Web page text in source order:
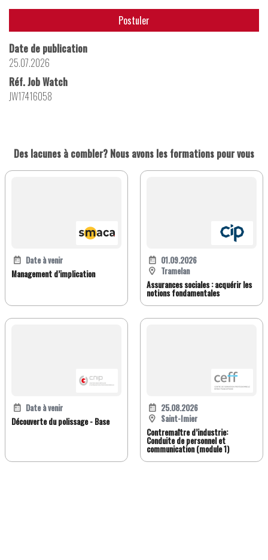
Postuler
Date de publication
25.07.2026
Réf. Job Watch
JW17416058
Des lacunes à combler? Nous avons les formations pour vous
Date à venir
Management d’implication
01.09.2026
Tramelan
Assurances sociales : acquérir les
notions fondamentales
Date à venir
Découverte du polissage - Base
25.08.2026
Saint-Imier
Contremaître d’industrie:
Conduite de personnel et
communication (module 1)